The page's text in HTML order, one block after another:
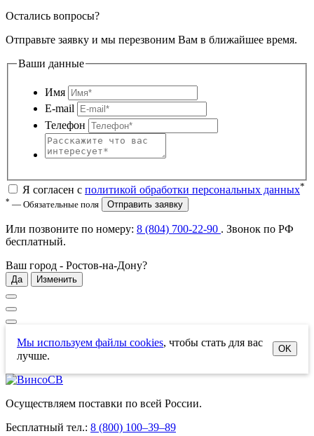
Остались вопросы?
Отправьте заявку и мы перезвоним Вам в ближайшее время.
Ваши данные
Имя
E-mail
Телефон
Я согласен с политикой обработки персональных данных*
* — Обязательные поля Отправить заявку
Или позвоните по номеру: 8 (804) 700-22-90 . Звонок по РФ
бесплатный.
Ваш город - Ростов-на-Дону?
Да Изменить
Мы используем файлы cookies, чтобы стать для вас
лучше.
OK
Осуществляем поставки по всей России.
Бесплатный тел.: 8 (800) 100–39–89